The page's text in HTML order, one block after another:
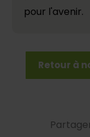
pour l'avenir.
Retour à